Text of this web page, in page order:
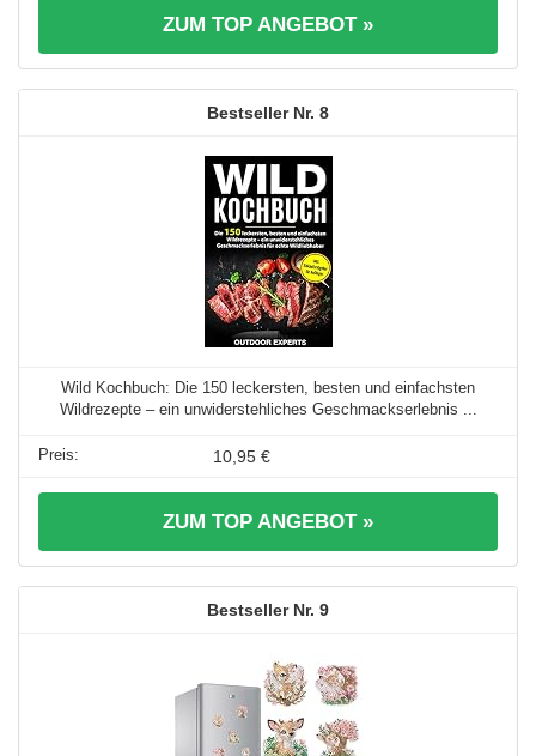
ZUM TOP ANGEBOT »
8
Wild Kochbuch: Die 150 leckersten, besten und einfachsten
Wildrezepte – ein unwiderstehliches Geschmackserlebnis ...
10,95 €
ZUM TOP ANGEBOT »
9